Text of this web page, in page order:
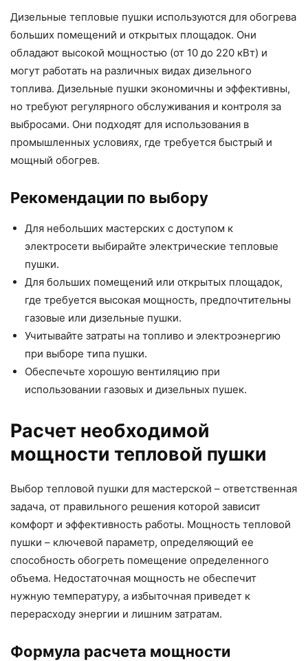
Дизельные тепловые пушки используются для обогрева
больших помещений и открытых площадок. Они
обладают высокой мощностью (от 10 до 220 кВт) и
могут работать на различных видах дизельного
топлива. Дизельные пушки экономичны и эффективны,
но требуют регулярного обслуживания и контроля за
выбросами. Они подходят для использования в
промышленных условиях, где требуется быстрый и
мощный обогрев.
Рекомендации по выбору
Для небольших мастерских с доступом к
электросети выбирайте электрические тепловые
пушки.
Для больших помещений или открытых площадок,
где требуется высокая мощность, предпочтительны
газовые или дизельные пушки.
Учитывайте затраты на топливо и электроэнергию
при выборе типа пушки.
Обеспечьте хорошую вентиляцию при
использовании газовых и дизельных пушек.
Расчет необходимой
мощности тепловой пушки
Выбор тепловой пушки для мастерской – ответственная
задача, от правильного решения которой зависит
комфорт и эффективность работы. Мощность тепловой
пушки – ключевой параметр, определяющий ее
способность обогреть помещение определенного
объема. Недостаточная мощность не обеспечит
нужную температуру, а избыточная приведет к
перерасходу энергии и лишним затратам.
Формула расчета мощности